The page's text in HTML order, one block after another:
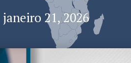
janeiro 21, 2026